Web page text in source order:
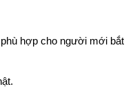
hợp cho người mới bắt